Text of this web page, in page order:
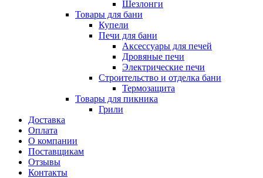
Шезлонги
Товары для бани
Купели
Печи для бани
Аксессуары для печей
Дровяные печи
Электрические печи
Строительство и отделка бани
Термозащита
Товары для пикника
Грили
Доставка
Оплата
О компании
Поставщикам
Отзывы
Контакты